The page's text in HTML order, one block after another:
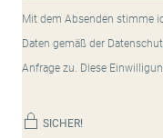
Mit dem Absenden stimme
Daten gemäß der
Anfrage zu. Diese
SICHER!